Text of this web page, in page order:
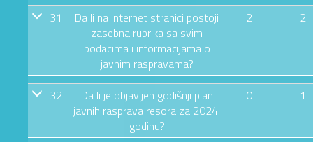
31
Da li na internet stranici postoji
zasebna rubrika sa svim
podacima i informacijama o
javnim raspravama?
2 2
32
Da li je objavljen godišnji plan
javnih rasprava resora za 2024.
godinu?
0 1